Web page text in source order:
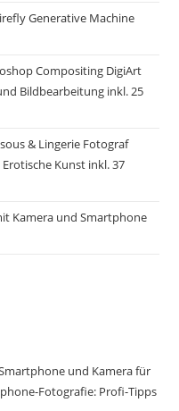
Generative Machine
Compositing DigiArt
Bildbearbeitung inkl. 25
& Lingerie Fotograf
Kunst inkl. 37
Kamera und Smartphone
und Kamera für
Fotografie: Profi-Tipps